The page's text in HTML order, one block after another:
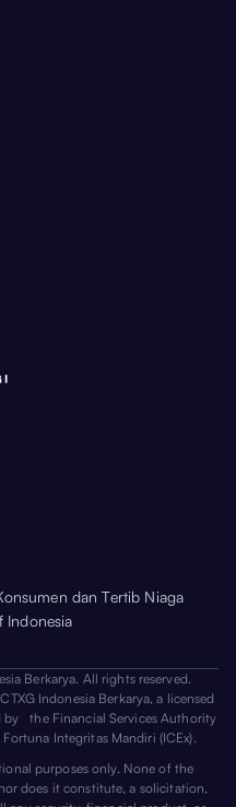
dan Tertib Niaga
Indonesia
Berkarya. All rights reserved.
Indonesia Berkarya, a licensed
by the Financial Services Authority
Integritas Mandiri (ICEx).
purposes only. None of the
does it constitute, a solicitation,